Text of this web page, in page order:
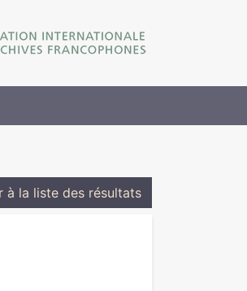
à la liste des résultats